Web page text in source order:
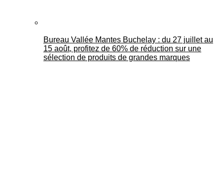
Bureau Vallée Mantes Buchelay : du 27 juillet au
15 août, profitez de 60% de réduction sur une
sélection de produits de grandes marques